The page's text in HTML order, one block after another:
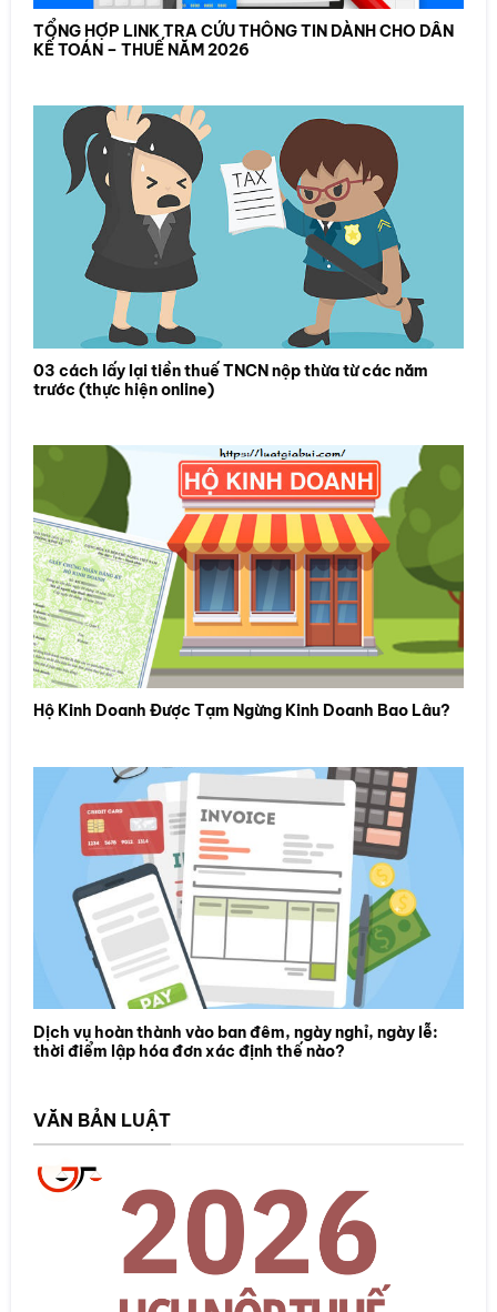
TỔNG HỢP LINK TRA CỨU THÔNG TIN DÀNH CHO DÂN
KẾ TOÁN – THUẾ NĂM 2026
03 cách lấy lại tiền thuế TNCN nộp thừa từ các năm
trước (thực hiện online)
Hộ Kinh Doanh Được Tạm Ngừng Kinh Doanh Bao Lâu?
Dịch vụ hoàn thành vào ban đêm, ngày nghỉ, ngày lễ:
thời điểm lập hóa đơn xác định thế nào?
VĂN BẢN LUẬT